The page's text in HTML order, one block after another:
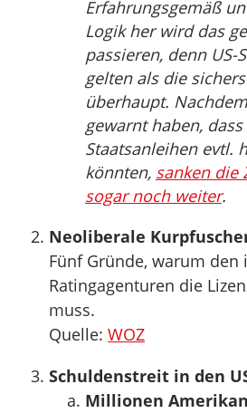
Erfahrungsgemäß
Logik her wird das
passieren, denn US-
gelten als die
überhaupt.
gewarnt haben, dass
Staatsanleihen evtl.
könnten, sanken die
sogar noch weiter.
Neoliberale
Fünf Gründe, warum
Ratingagenturen die
muss.
Quelle: WOZ
Schuldenstreit in den
Millionen